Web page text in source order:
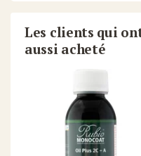
Les clients qui
aussi acheté